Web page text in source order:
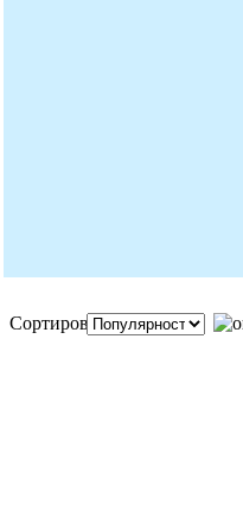
Сортировка: